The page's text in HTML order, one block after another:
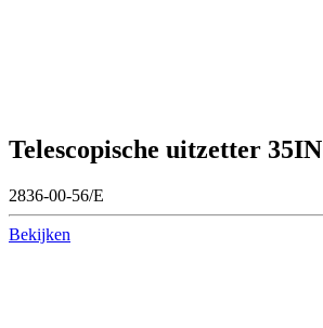
Telescopische uitzetter 35IN
2836-00-56/E
Bekijken